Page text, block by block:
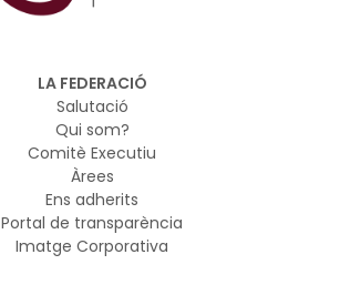
LA FEDERACIÓ
Salutació
Qui som?
Comitè Executiu
Àrees
Ens adherits
Portal de transparència
Imatge Corporativa